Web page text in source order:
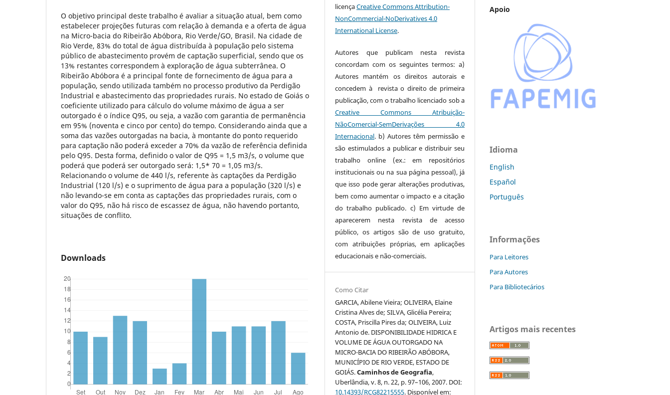
O objetivo principal deste trabalho é avaliar a situação atual, bem como
estabelecer projeções futuras com relação à demanda e a oferta de água
na Micro-bacia do Ribeirão Abóbora, Rio Verde/GO, Brasil. Na cidade de
Rio Verde, 83% do total de água distribuída à população pelo sistema
público de abastecimento provém de captação superficial, sendo que os
13% restantes correspondem à exploração de água subterrânea. O
Ribeirão Abóbora é a principal fonte de fornecimento de água para a
população, sendo utilizada também no processo produtivo da Perdigão
Industrial e abastecimento das propriedades rurais. No estado de Goiás o
coeficiente utilizado para cálculo do volume máximo de água a ser
outorgado é o índice Q95, ou seja, a vazão com garantia de permanência
em 95% (noventa e cinco por cento) do tempo. Considerando ainda que a
soma das vazões outorgadas na bacia, à montante do ponto requerido
para captação não poderá exceder a 70% da vazão de referência definida
pelo Q95. Desta forma, definido o valor de Q95 = 1,5 m3/s, o volume que
poderá que poderá ser outorgado será: 1,5* 70 = 1,05 m3/s.
Relacionando o volume de 440 l/s, referente às captações da Perdigão
Industrial (120 l/s) e o suprimento de água para a população (320 l/s) e
não levando-se em conta as captações das propriedades rurais, com o
valor do Q95, não há risco de escassez de água, não havendo portanto,
situações de conflito.
Downloads
licençaCreative Commons Attribution-
NonCommercial-NoDerivatives 4.0
International License.
Autores que publicam nesta revista
concordam com os seguintes termos: a)
Autores mantém os direitos autorais e
concedem à revista o direito de primeira
publicação, com o trabalho licenciado sob a
Creative Commons Atribuição-
NãoComercial-SemDerivações 4.0
Internacional. b) Autores têm permissão e
são estimulados a publicar e distribuir seu
trabalho online (ex.: em repositórios
institucionais ou na sua página pessoal), já
que isso pode gerar alterações produtivas,
bem como aumentar o impacto e a citação
do trabalho publicado. c) Em virtude de
aparecerem nesta revista de acesso
público, os artigos são de uso gratuito,
com atribuições próprias, em aplicações
educacionais e não-comerciais.
Como Citar
GARCIA, Abilene Vieira; OLIVEIRA, Elaine
Cristina Alves de; SILVA, Glicélia Pereira;
COSTA, Priscilla Pires da; OLIVEIRA, Luiz
Antonio de. DISPONIBILIDADE HIDRICA E
VOLUME DE ÁGUA OUTORGADO NA
MICRO-BACIA DO RIBEIRÃO ABÓBORA,
MUNICÍPIO DE RIO VERDE, ESTADO DE
GOIÁS.Caminhos de Geografia,
Uberlândia, v. 8, n. 22, p. 97–106, 2007. DOI:
10.14393/RCG82215555. Disponível em:
Apoio
Idioma
English
Español
Português
Informações
Para Leitores
Para Autores
Para Bibliotecários
Artigos mais recentes